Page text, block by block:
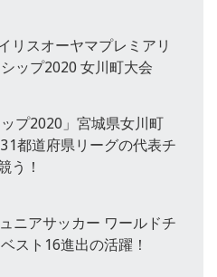
リスオーヤマプレミアリ
ップ2020 女川町大会
プ2020」宮城県女川町
都道府県リーグの代表チ
う！
ニアサッカー ワールドチ
スト16進出の活躍！